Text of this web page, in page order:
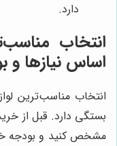
دارد.
انتخاب
اساس نیازها و
انتخاب مناسب‌ترین
بستگی دارد. قبل از
مشخص کنید و بودجه